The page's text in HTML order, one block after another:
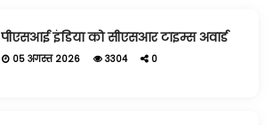
पीएसआई इंडिया को सीएसआर टाइम्स अवार्ड
05 अगस्त 2026 3304 0